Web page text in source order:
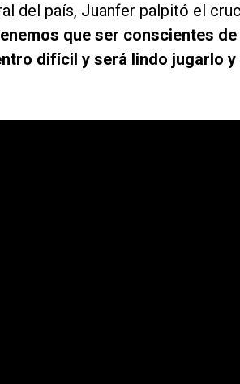
del país, Juanfer palpitó el
que ser conscientes de
difícil y será lindo jugarlo y